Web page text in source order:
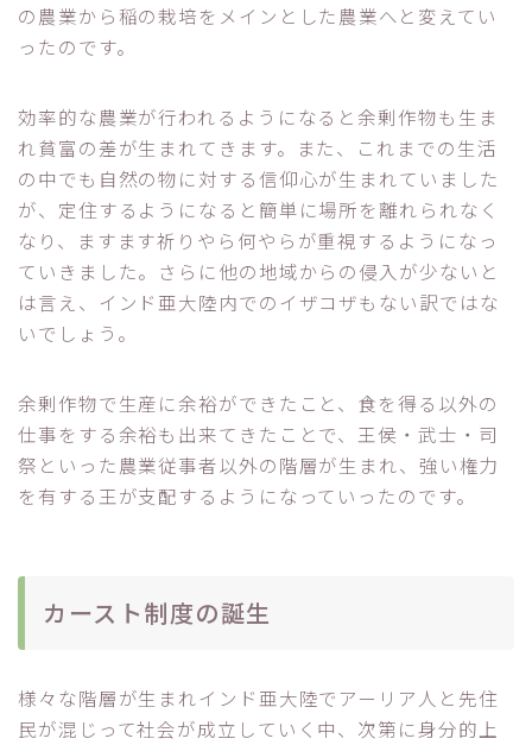
の農業から稲の栽培をメインとした農業へと変えてい
ったのです。
効率的な農業が行われるようになると余剰作物も生ま
れ貧富の差が生まれてきます。また、これまでの生活
の中でも自然の物に対する信仰心が生まれていました
が、定住するようになると簡単に場所を離れられなく
なり、ますます祈りやら何やらが重視するようになっ
ていきました。さらに他の地域からの侵入が少ないと
は言え、インド亜大陸内でのイザコザもない訳ではな
いでしょう。
余剰作物で生産に余裕ができたこと、食を得る以外の
仕事をする余裕も出来てきたことで、王侯・武士・司
祭といった農業従事者以外の階層が生まれ、強い権力
を有する王が支配するようになっていったのです。
カースト制度の誕生
様々な階層が生まれインド亜大陸でアーリア人と先住
民が混じって社会が成立していく中、次第に身分的上